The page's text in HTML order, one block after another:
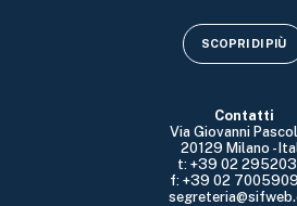
Contatti
Via Giovanni
20129 Milano -
t: +39 02
f: +39 02
SCOPRI DI PIÙ